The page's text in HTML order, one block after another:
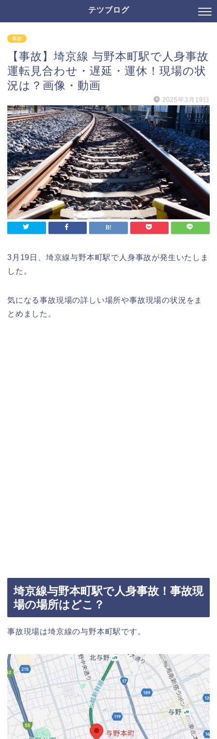
テツブログ
事故
【事故】埼京線 与野本町駅で人身事故
運転見合わせ・遅延・運休！現場の状
況は？画像・動画
2025年3月19日
3月19日、埼京線与野本町駅で人身事故が発生いたしま
した。
気になる事故現場の詳しい場所や事故現場の状況をま
とめました。
埼京線与野本町駅で人身事故！事故現
場の場所はどこ？
事故現場は埼京線の与野本町駅です。